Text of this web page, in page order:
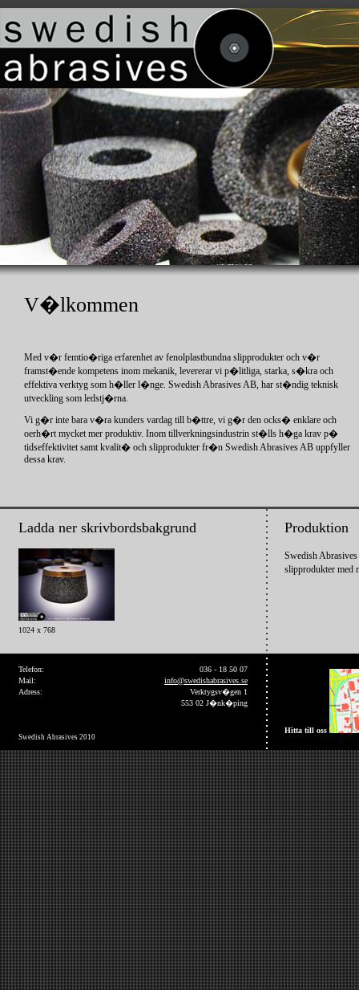
V�lkommen
Med v�r femtio�riga erfarenhet av fenolplastbundna slipprodukter och v�r
framst�ende kompetens inom mekanik, levererar vi p�litliga, starka, s�kra och
effektiva verktyg som h�ller l�nge. Swedish Abrasives AB, har st�ndig teknisk
utveckling som ledstj�rna.
Vi g�r inte bara v�ra kunders vardag till b�ttre, vi g�r den ocks� enklare och
oerh�rt mycket mer produktiv. Inom tillverkningsindustrin st�lls h�ga krav p�
tidseffektivitet samt kvalit� och slipprodukter fr�n Swedish Abrasives AB uppfyller
dessa krav.
Ladda ner skrivbordsbakgrund
1024 x 768
Produktion
Swedish
slipprodukter med
Telefon:
036 - 18 50 07
Mail:
info@swedishabrasives.se
Adress:
Verktygsv�gen 1
553 02 J�nk�ping
Swedish Abrasives 2010
Hitta till oss